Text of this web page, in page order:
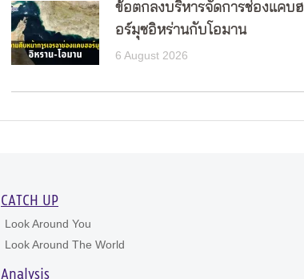
ข้อตกลงบริหารจัดการช่องแคบฮ
อร์มุซอิหร่านกับโอมาน
6 August 2026
CATCH UP
Look Around You
Look Around The World